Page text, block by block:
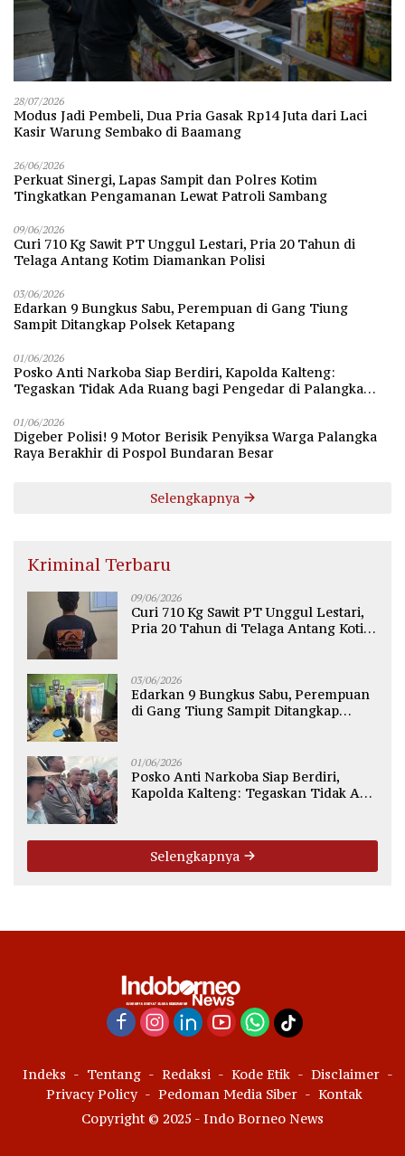
28/07/2026
Modus Jadi Pembeli, Dua Pria Gasak Rp14 Juta dari Laci
Kasir Warung Sembako di Baamang
26/06/2026
Perkuat Sinergi, Lapas Sampit dan Polres Kotim
Tingkatkan Pengamanan Lewat Patroli Sambang
09/06/2026
Curi 710 Kg Sawit PT Unggul Lestari, Pria 20 Tahun di
Telaga Antang Kotim Diamankan Polisi
03/06/2026
Edarkan 9 Bungkus Sabu, Perempuan di Gang Tiung
Sampit Ditangkap Polsek Ketapang
01/06/2026
Posko Anti Narkoba Siap Berdiri, Kapolda Kalteng:
Tegaskan Tidak Ada Ruang bagi Pengedar di Palangka
01/06/2026
Digeber Polisi! 9 Motor Berisik Penyiksa Warga Palangka
Raya Berakhir di Pospol Bundaran Besar
Selengkapnya
Kriminal Terbaru
09/06/2026
Curi 710 Kg Sawit PT Unggul Lestari,
Pria 20 Tahun di Telaga Antang Kotim
03/06/2026
Edarkan 9 Bungkus Sabu, Perempuan
di Gang Tiung Sampit Ditangkap
01/06/2026
Posko Anti Narkoba Siap Berdiri,
Kapolda Kalteng: Tegaskan Tidak Ada
Selengkapnya
Indeks Tentang Redaksi Kode Etik
Disclaimer
Privacy Policy
Pedoman Media Siber
Kontak
Copyright © 2025 - Indo Borneo News